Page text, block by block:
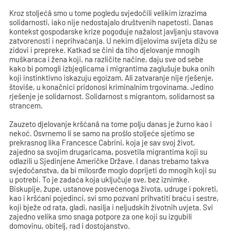
Kroz stoljećâ smo u tome pogledu svjedočili velikim izrazima
solidarnosti, iako nije nedostajalo društvenih napetosti. Danas
kontekst gospodarske krize pogoduje nažalost javljanju stavova
zatvorenosti i neprihvaćanja. U nekim dijelovima svijeta dižu se
zidovi i prepreke. Katkad se čini da tiho djelovanje mnogih
muškaraca i žena koji, na različite načine, daju sve od sebe
kako bi pomogli izbjeglicama i migrantima zaglušuje buka onih
koji instinktivno iskazuju egoizam. Ali zatvaranje nije rješenje,
štoviše, u konačnici pridonosi kriminalnim trgovinama. Jedino
rješenje je solidarnost. Solidarnost s migrantom, solidarnost sa
strancem.
Zauzeto djelovanje kršćanâ na tome polju danas je žurno kao i
nekoć. Osvrnemo li se samo na prošlo stoljeće sjetimo se
prekrasnog lika Francesce Cabrini, koja je sav svoj život,
zajedno sa svojim drugaricama, posvetila migrantima koji su
odlazili u Sjedinjene Američke Države. I danas trebamo takva
svjedočanstva, da bi milosrđe moglo doprijeti do mnogih koji su
u potrebi. To je zadaća koja uključuje sve, bez iznimke.
Biskupije, župe, ustanove posvećenoga života, udruge i pokreti,
kao i kršćani pojedinci, svi smo pozvani prihvatiti braću i sestre,
koji bježe od rata, gladi, nasilja i neljudskih životnih uvjeta. Svi
zajedno velika smo snaga potpore za one koji su izgubili
domovinu, obitelj, rad i dostojanstvo.